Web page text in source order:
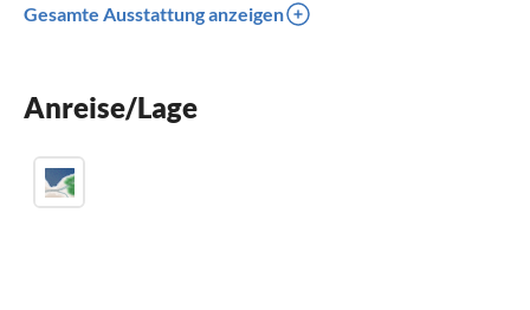
Kamin
Parkplatz
Gesamte Ausstattung anzeigen
Anreise/Lage